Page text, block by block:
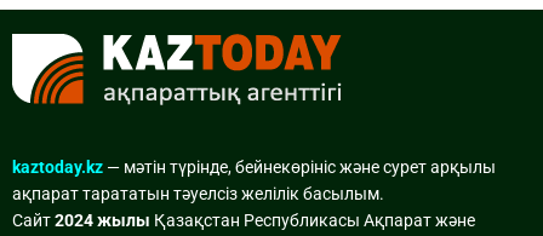
kaztoday.kz — мәтін түрінде, бейнекөрініс және сурет арқылы
ақпарат тарататын тәуелсіз желілік басылым.
Сайт2024 жылы Қазақстан Республикасы Ақпарат және